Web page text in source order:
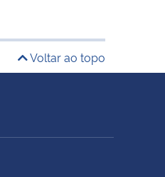
Voltar ao topo